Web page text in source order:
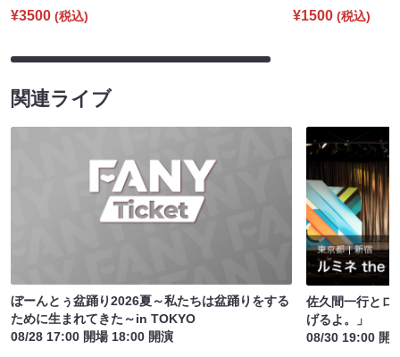
¥3500 (税込)
¥1500 (税込)
関連ライブ
ぼーんとぅ盆踊り2026夏～私たちは盆踊りをする
ために生まれてきた～in TOKYO
08/28 17:00 開場 18:00 開演
佐久間一行とロ
げるよ。」
08/30 19:00 開